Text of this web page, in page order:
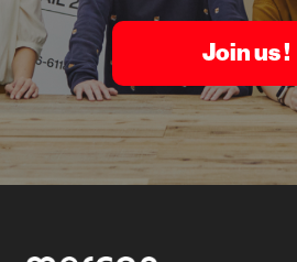
Join us !